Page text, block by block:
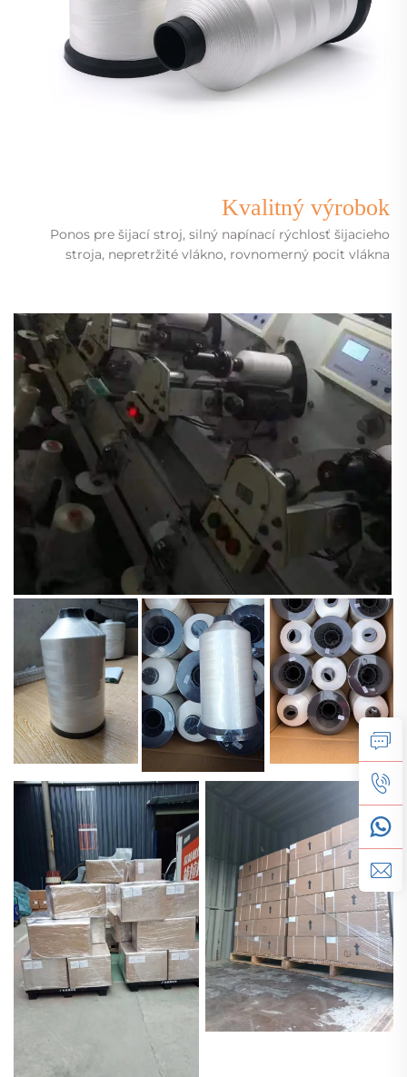
Kvalitný výrobok
Ponos pre šijací stroj, silný napínací rýchlosť šijacieho
stroja, nepretržité vlákno, rovnomerný pocit vlákna